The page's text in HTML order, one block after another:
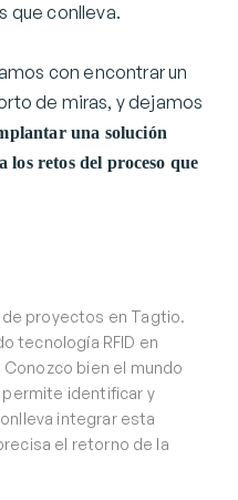
proyectos en Tagtio.
tecnología RFID en
bien el mundo
identificar y
integrar esta
el retorno de la
que conlleva.
con encontrar un
de miras, y dejamos
una solución
los retos del proceso que